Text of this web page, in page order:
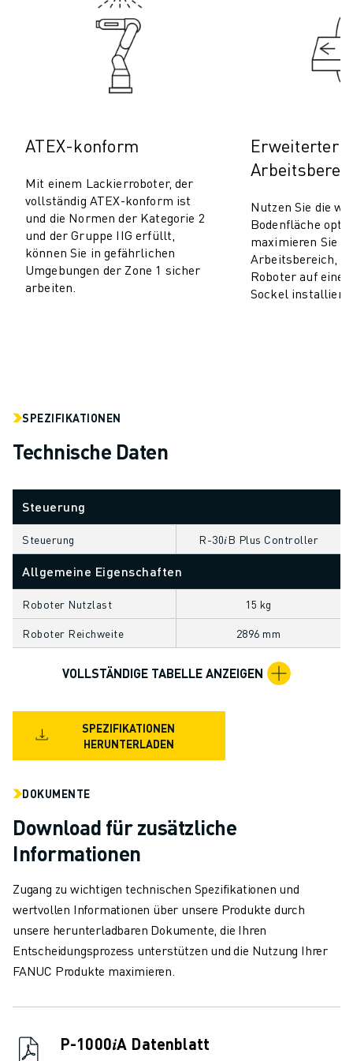
ELEKTRISCHE FAHRZEUGE
LEBENSMITTEL UND GETRÄNKE
MEDIZIN
KUNSTSTOFFE
LAGERHALTUNG, LOGISTIK, POST & PAKET
APPLIKATIONEN
ALLE APPLIKATIONEN
CNC-DREHEN
SPRITZGUSS
MATERIALHANDHABUNG
LACKIEREN
PALETTIEREN
PUNKTSCHWEISSEN
VISION INSPEKTION
FALLBEISPIELE
KUNDENDIENST
FANUC PLANS
ERSATZTEILE
WIEDERAUFBEREITUNG
E-STORE
DOWNLOAD CENTER » MYFANUC
FANUC AKADEMIE
BRANCHEN-LÖSUNGEN
LÖSUNGEN FÜR DIE AUSBILDUNG
WORLDSKILLS & YOUNG TALENTS
BILDUNGSVERANSTALTUNGEN
NEWS & MEDIA
EVENTS
ÜBER FANUC
ATEX-konform
Mit einem Lackierroboter, der
vollständig ATEX-konform ist
und die Normen der Kategorie 2
und der Gruppe IIG erfüllt,
können Sie in gefährlichen
Umgebungen der Zone 1 sicher
arbeiten.
Erweiterter
Nutzen Sie die
Bodenfläche
maximieren Sie
Arbeitsbereich,
Roboter auf
Sockel
SPEZIFIKATIONEN
Technische Daten
Steuerung
Steuerung R-30𝑖B Plus Controller
Allgemeine Eigenschaften
Roboter Nutzlast 15 kg
Roboter Reichweite 2896 mm
VOLLSTÄNDIGE TABELLE ANZEIGEN
SPEZIFIKATIONEN
HERUNTERLADEN
DOKUMENTE
Download für zusätzliche
Informationen
Zugang zu wichtigen technischen Spezifikationen und
wertvollen Informationen über unsere Produkte durch
unsere herunterladbaren Dokumente, die Ihren
Entscheidungsprozess unterstützen und die Nutzung Ihrer
FANUC Produkte maximieren.
P-1000𝑖A Datenblatt